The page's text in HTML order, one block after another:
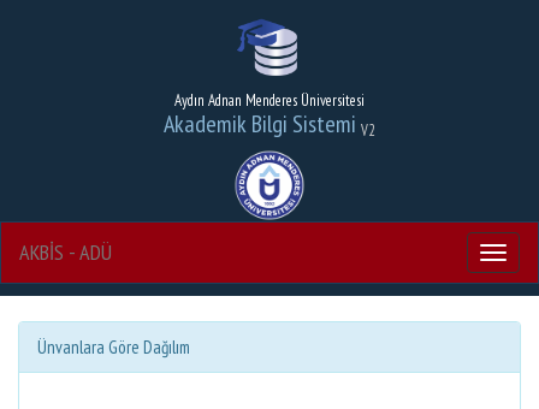
Aydın Adnan Menderes Üniversitesi
Akademik Bilgi Sistemi V2
Menu
AKBİS - ADÜ
Ünvanlara Göre Dağılım